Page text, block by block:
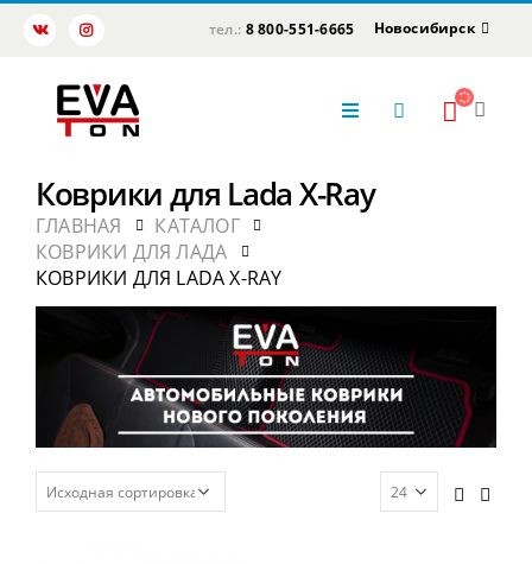
тел.: 8 800-551-6665 Новосибирск
Коврики для Lada X-Ray
ГЛАВНАЯ
КАТАЛОГ
КОВРИКИ ДЛЯ ЛАДА
КОВРИКИ ДЛЯ LADA X-RAY